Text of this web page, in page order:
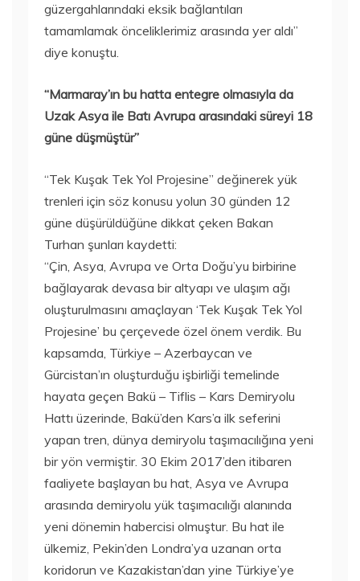
güzergahlarındaki eksik bağlantıları
tamamlamak önceliklerimiz arasında yer aldı”
diye konuştu.
“Marmaray’ın bu hatta entegre olmasıyla da
Uzak Asya ile Batı Avrupa arasındaki süreyi 18
güne düşmüştür”
“Tek Kuşak Tek Yol Projesine” değinerek yük
trenleri için söz konusu yolun 30 günden 12
güne düşürüldüğüne dikkat çeken Bakan
Turhan şunları kaydetti:
“Çin, Asya, Avrupa ve Orta Doğu’yu birbirine
bağlayarak devasa bir altyapı ve ulaşım ağı
oluşturulmasını amaçlayan ‘Tek Kuşak Tek Yol
Projesine’ bu çerçevede özel önem verdik. Bu
kapsamda, Türkiye – Azerbaycan ve
Gürcistan’ın oluşturduğu işbirliği temelinde
hayata geçen Bakü – Tiflis – Kars Demiryolu
Hattı üzerinde, Bakü’den Kars’a ilk seferini
yapan tren, dünya demiryolu taşımacılığına yeni
bir yön vermiştir. 30 Ekim 2017’den itibaren
faaliyete başlayan bu hat, Asya ve Avrupa
arasında demiryolu yük taşımacılığı alanında
yeni dönemin habercisi olmuştur. Bu hat ile
ülkemiz, Pekin’den Londra’ya uzanan orta
koridorun ve Kazakistan’dan yine Türkiye’ye